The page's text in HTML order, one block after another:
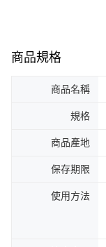
商品規格
商品名稱
規格
商品產地
保存期限
使用方法